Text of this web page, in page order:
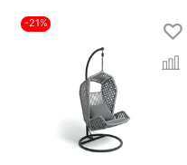
-21%